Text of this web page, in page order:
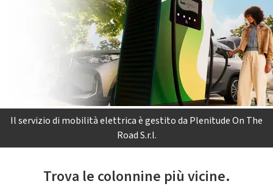
Il servizio di mobilità elettrica è gestito da Plenitude On The
Road S.r.l.
Trova le colonnine più vicine.